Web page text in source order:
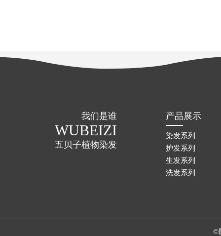
我们是谁
WUBEIZI
五贝子植物染发
产品展示
染发系列
护发系列
生发系列
洗发系列
©